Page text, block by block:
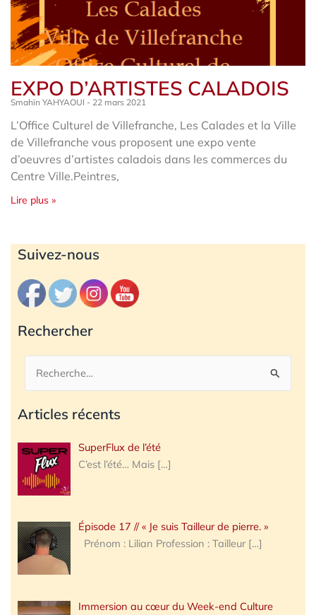
EXPO D’ARTISTES CALADOIS
Smahïn YAHYAOUI 22 mars 2021
L’Office Culturel de Villefranche, Les Calades et la Ville
de Villefranche vous proposent une expo vente
d’oeuvres d’artistes caladois dans les commerces du
Centre Ville.Peintres,
Lire plus »
Suivez-nous
Rechercher
Rechercher :
Articles récents
SuperFlux de l’été
C’est l’été… Mais […]
Épisode 17 // « Je suis Tailleur de pierre. »
Prénom : Lilian Profession : Tailleur […]
Immersion au cœur du Week-end Culture
Archives